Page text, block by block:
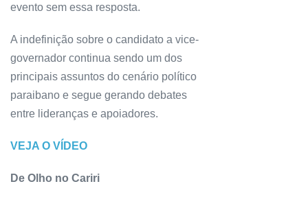
evento sem essa resposta.
A indefinição sobre o candidato a vice-
governador continua sendo um dos
principais assuntos do cenário político
paraibano e segue gerando debates
entre lideranças e apoiadores.
VEJA O VÍDEO
De Olho no Cariri